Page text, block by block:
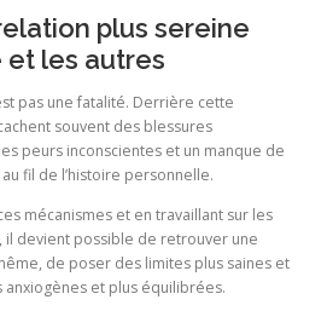
plus sereine
les autres
pas une fatalité. Derrière cette
souvent des blessures
peurs inconscientes et un manque de
fil de l’histoire personnelle.
mécanismes et en travaillant sur les
il devient possible de retrouver une
de poser des limites plus saines et
et plus équilibrées.